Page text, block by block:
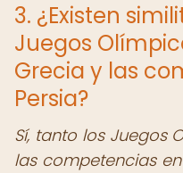
3. ¿Existen
Juegos
Grecia y las
Persia?
Sí, tanto los Juegos
las competencias